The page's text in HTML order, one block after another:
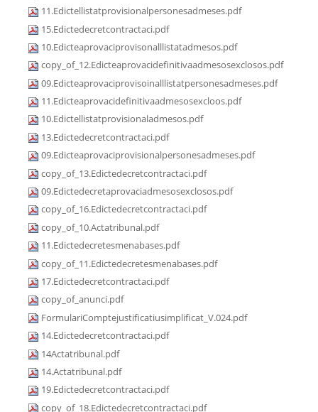
11.Edictellistatprovisionalpersonesadmeses.pdf
15.Edictedecretcontractaci.pdf
10.Edicteaprovaciprovisonalllistatadmesos.pdf
copy_of_12.Edicteaprovacidefinitivaadmesosexclosos.pdf
09.Edicteaprovaciprovisoinalllistatpersonesadmeses.pdf
11.Edicteaprovacidefinitivaadmesosexcloos.pdf
10.Edictellistatprovisionaladmesos.pdf
13.Edictedecretcontractaci.pdf
09.Edicteaprovaciprovisionalpersonesadmeses.pdf
copy_of_13.Edictedecretcontractaci.pdf
09.Edictedecretaprovaciadmesosexclosos.pdf
copy_of_16.Edictedecretcontractaci.pdf
copy_of_10.Actatribunal.pdf
11.Edictedecretesmenabases.pdf
copy_of_11.Edictedecretesmenabases.pdf
17.Edictedecretcontractaci.pdf
copy_of_anunci.pdf
FormulariComptejustificatiusimplificat_V.024.pdf
14.Edictedecretcontractaci.pdf
14Actatribunal.pdf
14.Actatribunal.pdf
19.Edictedecretcontractaci.pdf
copy_of_18.Edictedecretcontractaci.pdf